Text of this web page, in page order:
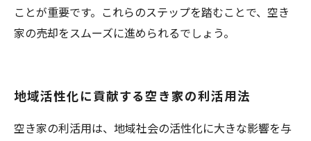
ことが重要です。これらのステップを踏むことで、空き
家の売却をスムーズに進められるでしょう。
地域活性化に貢献する空き家の利活用法
空き家の利活用は、地域社会の活性化に大きな影響を与